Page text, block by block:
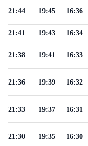
16:36
19:45
21:44
16:34
19:43
21:41
16:33
19:41
21:38
16:32
19:39
21:36
16:31
19:37
21:33
16:30
19:35
21:30